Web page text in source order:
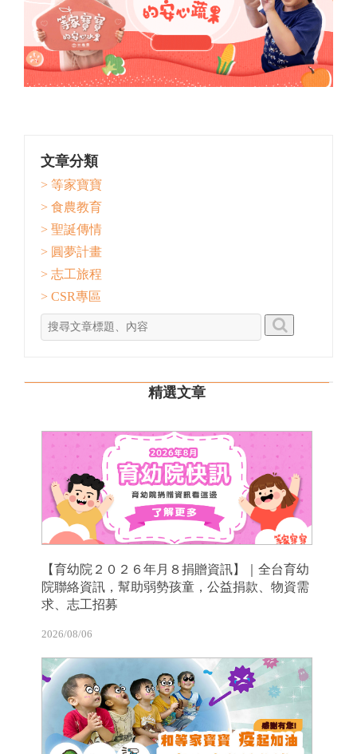
文章分類
> 等家寶寶
> 食農教育
> 聖誕傳情
> 圓夢計畫
> 志工旅程
> CSR專區
精選文章
【育幼院２０２６年月８捐贈資訊】｜全台育幼
院聯絡資訊，幫助弱勢孩童，公益捐款、物資需
求、志工招募
2026/08/06